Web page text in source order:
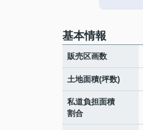
基本情報
販売区画数
土地面積(坪数)
私道負担面積
割合